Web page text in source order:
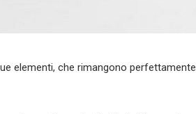
elementi, che rimangono perfettamente